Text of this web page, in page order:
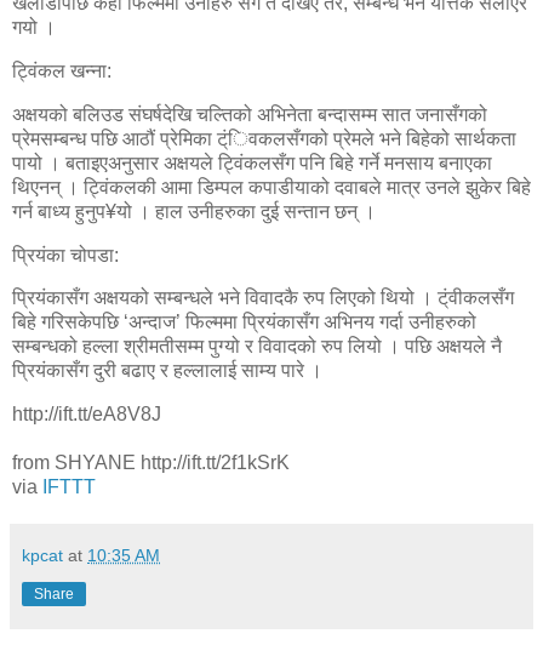
गयो ।
ट्विंकल खन्ना:
अक्षयको बलिउड संघर्षदेखि चल्तिको अभिनेता बन्दासम्म सात जनासँगको
प्रेमसम्बन्ध पछि आठौं प्रेमिका ट्ंिवकलसँगको प्रेमले भने बिहेको सार्थकता
पायो । बताइएअनुसार अक्षयले ट्विंकलसँग पनि बिहे गर्ने मनसाय बनाएका
थिएनन् । ट्विंकलकी आमा डिम्पल कपाडीयाको दवाबले मात्र उनले झुकेर बिहे
गर्न बाध्य हुनुप¥यो । हाल उनीहरुका दुई सन्तान छन् ।
प्रियंका चोपडा:
प्रियंकासँग अक्षयको सम्बन्धले भने विवादकै रुप लिएको थियो । ट्ंवीकलसँग
बिहे गरिसकेपछि ‘अन्दाज’ फिल्ममा प्रियंकासँग अभिनय गर्दा उनीहरुको
सम्बन्धको हल्ला श्रीमतीसम्म पुग्यो र विवादको रुप लियो । पछि अक्षयले नै
प्रियंकासँग दुरी बढाए र हल्लालाई साम्य पारे ।
http://ift.tt/eA8V8J
from SHYANE http://ift.tt/2f1kSrK
via
IFTTT
kpcat at 10:35 AM
Share